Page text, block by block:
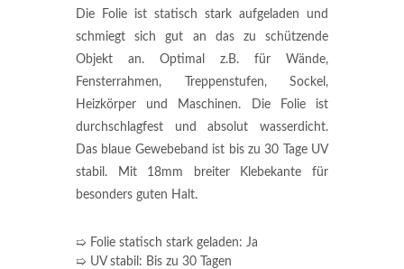
Die Folie ist statisch stark aufgeladen und
schmiegt sich gut an das zu schützende
Objekt an. Optimal z.B. für Wände,
Fensterrahmen, Treppenstufen, Sockel,
Heizkörper und Maschinen. Die Folie ist
durchschlagfest und absolut wasserdicht.
Das blaue Gewebeband ist bis zu 30 Tage UV
stabil. Mit 18mm breiter Klebekante für
besonders guten Halt.
➯ Folie statisch stark geladen: Ja
➯ UV stabil: Bis zu 30 Tagen